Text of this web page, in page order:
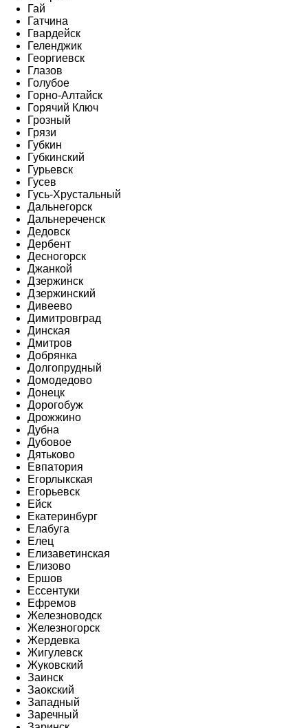
Гай
Гатчина
Гвардейск
Геленджик
Георгиевск
Глазов
Голубое
Горно-Алтайск
Горячий Ключ
Грозный
Грязи
Губкин
Губкинский
Гурьевск
Гусев
Гусь-Хрустальный
Дальнегорск
Дальнереченск
Дедовск
Дербент
Десногорск
Джанкой
Дзержинск
Дзержинский
Дивеево
Димитровград
Динская
Дмитров
Добрянка
Долгопрудный
Домодедово
Донецк
Дорогобуж
Дрожжино
Дубна
Дубовое
Дятьково
Евпатория
Егорлыкская
Егорьевск
Ейск
Екатеринбург
Елабуга
Елец
Елизаветинская
Елизово
Ершов
Ессентуки
Ефремов
Железноводск
Железногорск
Жердевка
Жигулевск
Жуковский
Заинск
Заокский
Западный
Заречный